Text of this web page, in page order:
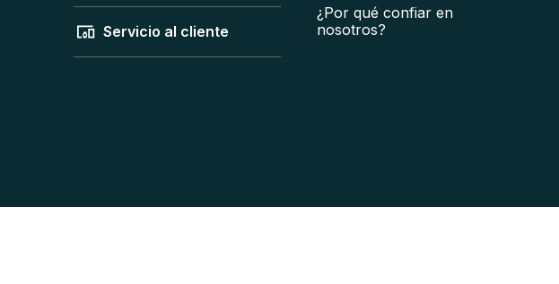
Servicio al cliente
¿Por qué confiar en
nosotros?